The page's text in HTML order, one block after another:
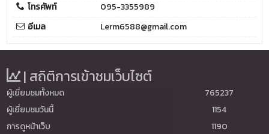
โทรศัพท์
095-3355989
อีเมล
Lerm6588@gmail.com
| สถิติการเข้าชมเว็บไซต์
ผู้เยี่ยมชมทั้งหมด
765237
ผู้เยี่ยมชมวันนี้
1154
การดูหน้าเว็บ
1190